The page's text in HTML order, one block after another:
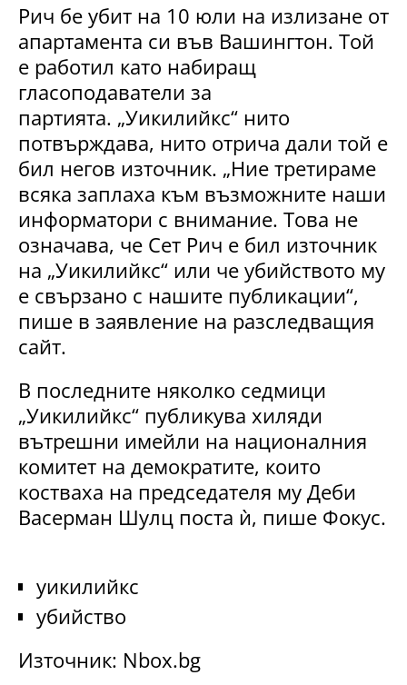
Рич бе убит на 10 юли на излизане от
апартамента си във Вашингтон. Той
е работил като набиращ
гласоподаватели за
партията. „Уикилийкс“ нито
потвърждава, нито отрича дали той е
бил негов източник. „Ние третираме
всяка заплаха към възможните наши
информатори с внимание. Това не
означава, че Сет Рич е бил източник
на „Уикилийкс“ или че убийството му
е свързано с нашите публикации“,
пише в заявление на разследващия
сайт.
В последните няколко седмици
„Уикилийкс“ публикува хиляди
вътрешни имейли на националния
комитет на демократите, които
костваха на председателя му Деби
Васерман Шулц поста ѝ, пише Фокус.
уикилийкс
убийство
Източник: Nbox.bg